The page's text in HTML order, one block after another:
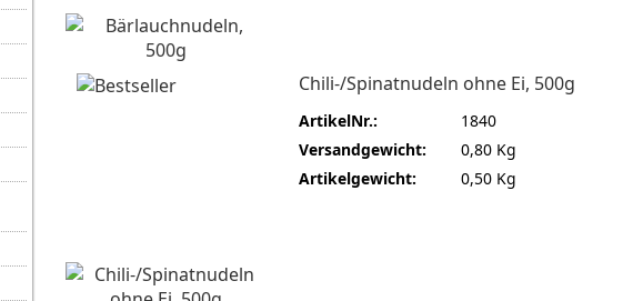
Chili-/Spinatnudeln ohne Ei, 500g
ArtikelNr.:
1840
Versandgewicht:
0,80 Kg
Artikelgewicht:
0,50 Kg